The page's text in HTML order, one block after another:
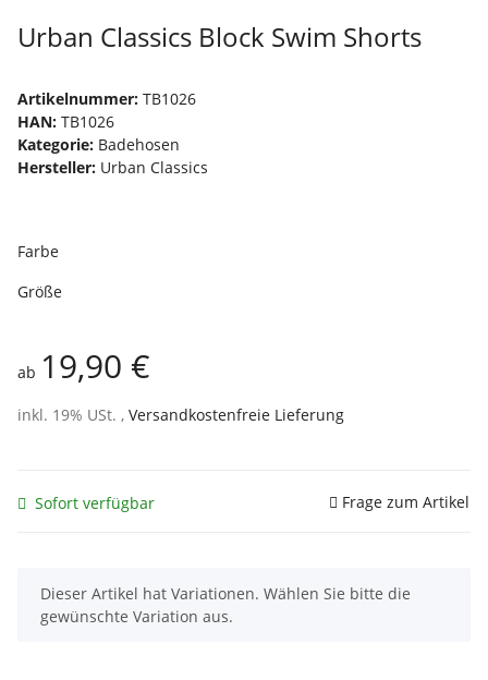
Urban Classics Block Swim Shorts
Artikelnummer: TB1026
HAN: TB1026
Kategorie: Badehosen
Hersteller: Urban Classics
Farbe
Größe
ab 19,90 €
inkl. 19% USt. , Versandkostenfreie Lieferung
Sofort verfügbar Frage zum Artikel
x
Dieser Artikel hat Variationen. Wählen Sie bitte die
gewünschte Variation aus.